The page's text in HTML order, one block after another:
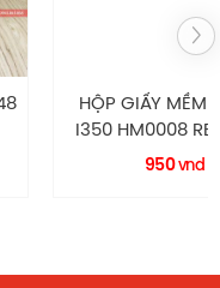
GIẤY MỀM SERUM
I350 HM0008 RECOLOR